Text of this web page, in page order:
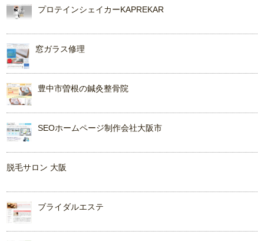
プロテインシェイカーKAPREKAR
窓ガラス修理
豊中市曽根の鍼灸整骨院
SEOホームページ制作会社大阪市
脱毛サロン 大阪
ブライダルエステ